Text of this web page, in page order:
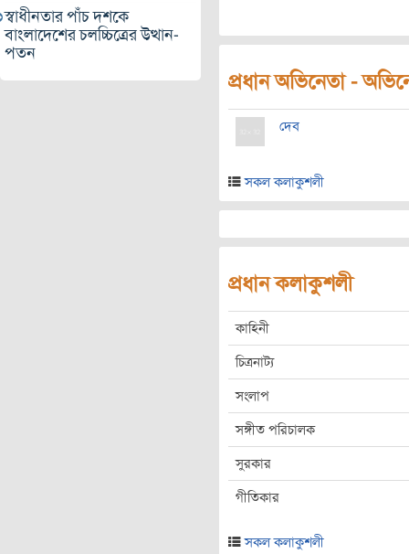
স্বাধীনতার পাঁচ দশকে
বাংলাদেশের চলচ্চিত্রের উত্থান-
পতন
প্রধান অভিনেতা -
দেব
সকল কলাকুশলী
প্রধান কলাকুশলী
কাহিনী
চিত্রনাট্য
সংলাপ
সঙ্গীত পরিচালক
সুরকার
গীতিকার
সকল কলাকুশলী